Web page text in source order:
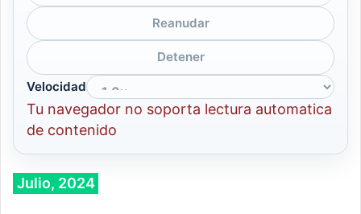
Reanudar
Detener
Velocidad
Tu navegador no soporta lectura automatica
de contenido
Julio, 2024